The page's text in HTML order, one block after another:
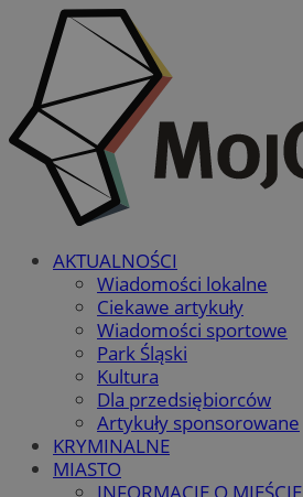
AKTUALNOŚCI
Wiadomości lokalne
Ciekawe artykuły
Wiadomości sportowe
Park Śląski
Kultura
Dla przedsiębiorców
Artykuły sponsorowane
KRYMINALNE
MIASTO